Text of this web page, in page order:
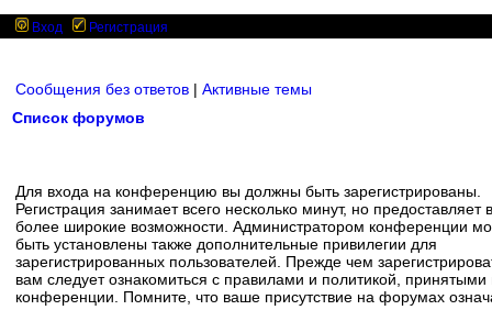
Вход Регистрация
Сообщения без ответов | Активные темы
Список форумов
Для входа на конференцию вы должны быть зарегистрированы.
Регистрация занимает всего несколько минут, но предоставляет
более широкие возможности. Администратором конференции
быть установлены также дополнительные привилегии для
зарегистрированных пользователей. Прежде чем
вам следует ознакомиться с правилами и политикой, принятыми
конференции. Помните, что ваше присутствие на форумах